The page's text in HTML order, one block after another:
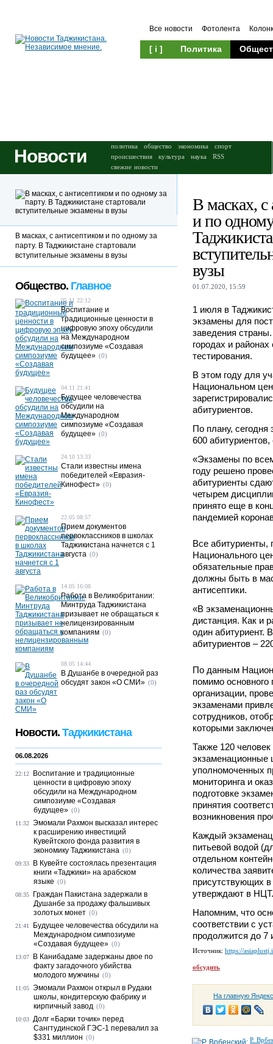
Все новости Фотолента
[ i ] Политика
Новости политика общество экономика
спорт
происшествия
культура наука
RSS
свежие новости
В масках, с
и по
вузы
01.07.2020, 15:59
1 июля в
экзамены для
заведения
городах и
тестирования.
В этом году для
Национальном
абитуриентов.
По плану, сегодня
600
«Экзамены по
году решено
абитуриенты
четырем
принято еще в
пандемией
Все абитуриенты,
Национального
обязательные
должны быть в
антисептики.
«В
дистанция. Как и
один абитуриент.
абитуриентов –
По данным
помимо основного
организации,
экзаменами
сотрудников,
которыми
Также 120
экзаменационные
уполномоченных
мониторинга и
подготовке
принятия
возникновения
Каждый
питьевой водой
отдельном
количества
присутствующих
утверждают в НЦТ.
Напомним, что
соответствии с
продолжится до 7
Источник: https://
обсудить
На главную
Р.
В масках, с антисептиком и по одному за
парту. В Таджикистане стартовали
вступительные экзамены в вузы
Общество. Главное
05.11 22:12
Воспитание и
традиционные ценности в
цифровую эпоху обсудили
на Международном
симпозиуме «Создавая
будущее» (0)
04.11 21:41
Будущее человечества
обсудили на
Международном
симпозиуме «Создавая
будущее» (0)
24.10 13:33
Стали известны имена
победителей «Евразия-
Кинофест» (0)
22.05 08:57
Прием документов
первоклассников в школах
Таджикистана начнется с 1
августа (0)
14.05 16:08
Работа в Великобритании:
Минтруда Таджикистана
призывает не обращаться к
нелицензированным
компаниям (0)
08.05 14:44
В Душанбе в очередной раз
обсудят закон «О СМИ» (0)
Новости. Таджикистана
06.08.2026
22:12
Воспитание и традиционные
ценности в цифровую эпоху
обсудили на Международном
симпозиуме «Создавая
будущее» (0)
11:32 Эмомали Рахмон высказал интерес
к расширению инвестиций
Кувейтского фонда развития в
экономику Таджикистана (0)
09:33
В Кувейте состоялась презентация
книги «Таджики» на арабском
языке (0)
08:35
Граждан Пакистана задержали в
Душанбе за продажу фальшивых
золотых монет (0)
21:41
Будущее человечества обсудили на
Международном симпозиуме
«Создавая будущее» (0)
13:07
В Канибадаме задержаны двое по
факту загадочного убийства
молодого мужчины (0)
11:05 Эмомали Рахмон открыл в Рудаки
школы, кондитерскую фабрику и
кирпичный завод (0)
10:03 Долг «Барки точик» перед
Сангтудинской ГЭС-1 перевалил за
$331 миллион (0)